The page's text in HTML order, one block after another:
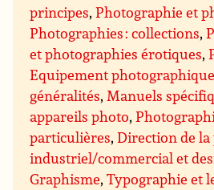
principes,Photographie et
Photographies : collections,
et photographies érotiques,
Equipement
généralités,Manuels
appareils photo,
particulières,Direction de
industriel/commercial et
Graphisme,Typographie et